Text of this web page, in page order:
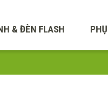
& ĐÈN FLASH